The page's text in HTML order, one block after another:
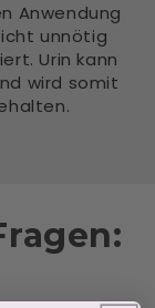
Anwendung
unnötig
Urin kann
wird somit